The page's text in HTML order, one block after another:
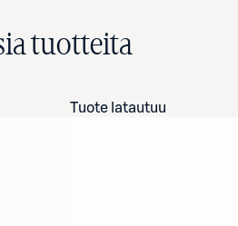
tuotteita
Tuote latautuu